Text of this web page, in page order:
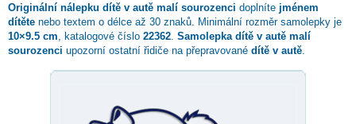
Originální nálepku dítě v autě malí sourozenci doplníte jménem
dítěte nebo textem o délce až 30 znaků. Minimální rozměr samolepky je
10×9.5 cm , katalogové číslo 22362 Samolepka dítě v autě malí
sourozenci upozorní ostatní řidiče na přepravované dítě v autě